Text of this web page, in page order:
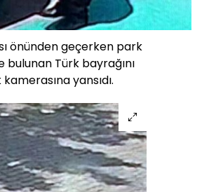
önünden geçerken park
bulunan Türk bayrağını
yansıdı.